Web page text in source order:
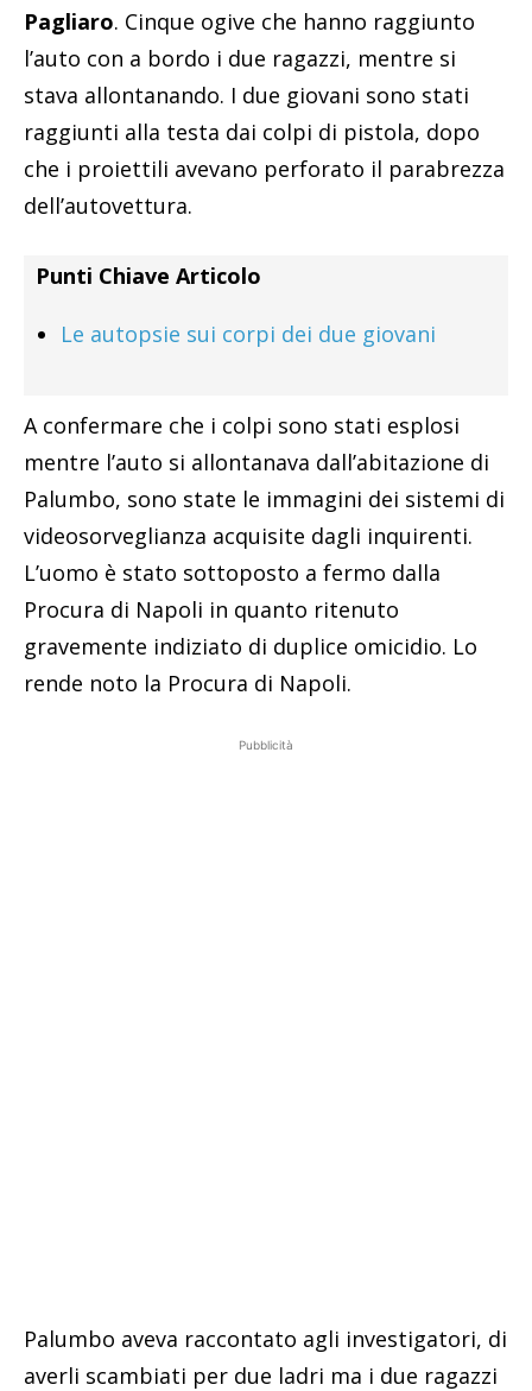
Pagliaro. Cinque ogive che hanno raggiunto
l’auto con a bordo i due ragazzi, mentre si
stava allontanando. I due giovani sono stati
raggiunti alla testa dai colpi di pistola, dopo
che i proiettili avevano perforato il parabrezza
dell’autovettura.
Punti Chiave Articolo
Le autopsie sui corpi dei due giovani
A confermare che i colpi sono stati esplosi
mentre l’auto si allontanava dall’abitazione di
Palumbo, sono state le immagini dei sistemi di
videosorveglianza acquisite dagli inquirenti.
L’uomo è stato sottoposto a fermo dalla
Procura di Napoli in quanto ritenuto
gravemente indiziato di duplice omicidio. Lo
rende noto la Procura di Napoli.
Pubblicità
Palumbo aveva raccontato agli investigatori, di
averli scambiati per due ladri ma i due ragazzi